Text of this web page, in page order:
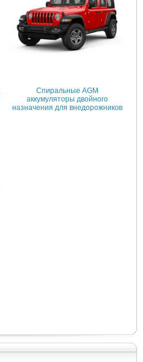
Спиральные AGM
аккумуляторы двойного
назначения для внедорожников